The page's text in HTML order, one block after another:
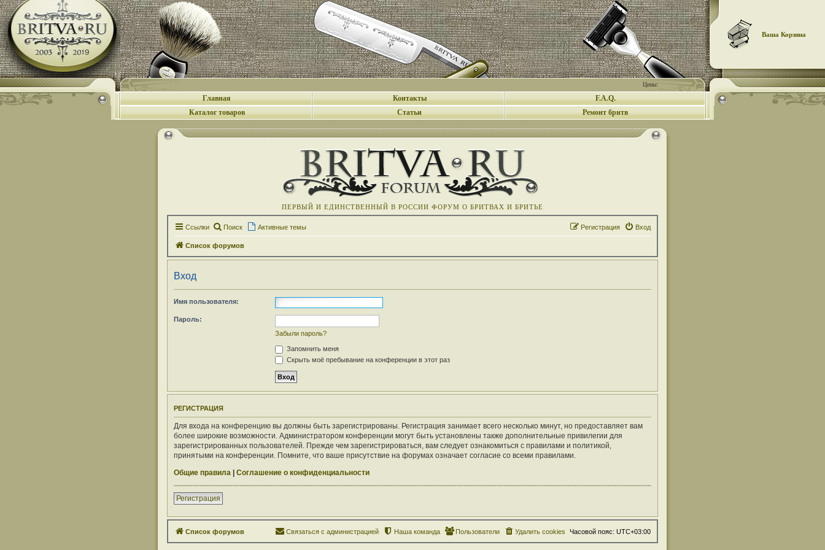
Цены:
Ваша Корзина
Главная Контакты
F.A.Q.
Каталог товаров
Статьи Ремонт бритв
ПЕРВЫЙ И ЕДИНСТВЕННЫЙ В РОССИИ ФОРУМ О БРИТВАХ И БРИТЬЕ
Ссылки Поиск Активные темы Вход
Регистрация
Список форумов
Вход
Имя пользователя:
Пароль:
Забыли пароль?
Запомнить меня
Скрыть моё пребывание на конференции в этот раз
РЕГИСТРАЦИЯ
Для входа на конференцию вы должны быть зарегистрированы. Регистрация занимает всего несколько минут, но предоставляет вам
более широкие возможности. Администратором конференции могут быть установлены также дополнительные привилегии для
зарегистрированных пользователей. Прежде чем зарегистрироваться, вам следует ознакомиться с правилами и политикой,
принятыми на конференции. Помните, что ваше присутствие на форумах означает согласие со всеми правилами.
Общие правила | Соглашение о конфиденциальности
Регистрация
Список форумов Часовой пояс: UTC+03:00
Удалить cookies
Пользователи
Наша команда
Связаться с администрацией